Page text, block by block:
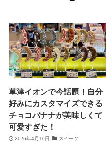
草津イオンで今話題！自分
好みにカスタマイズできる
チョコバナナが美味しくて
可愛すぎた！
2026年4月10日 スイーツ